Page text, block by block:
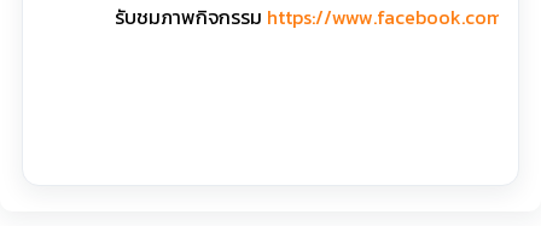
รับชมภาพกิจกรรม https://www.facebook.com/